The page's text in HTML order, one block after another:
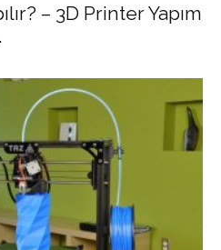
– 3D Printer Yapım